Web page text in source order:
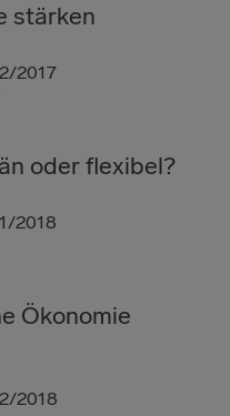
stärken
2017
oder flexibel?
2018
Ökonomie
2018